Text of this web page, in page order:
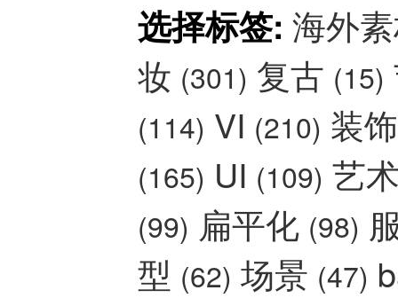
选择标签: 海外
妆 (301) 复古 (15)
(114) VI (210) 装
(165) UI (109) 艺
(99) 扁平化 (98)
型 (62) 场景 (47)